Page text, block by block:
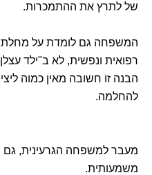
של לתרץ את ההתמכרות.
המשפחה גם לומדת על
רפואית ונפשית, לא ב"ילד
הבנה זו חשובה מאין כמוה
להחלמה.
מעבר למשפחה הגרעינית,
משמעותית.